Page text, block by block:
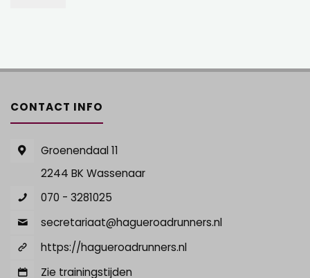
CONTACT INFO
Groenendaal 11
2244 BK Wassenaar
070 - 3281025
secretariaat@hagueroadrunners.nl
https://hagueroadrunners.nl
Zie trainingstijden